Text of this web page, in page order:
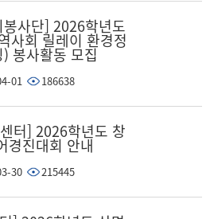
봉사단] 2026학년도
사회 릴레이 환경정
봉사활동 모집
01 186638
터] 2026학년도 창
경진대회 안내
30 215445